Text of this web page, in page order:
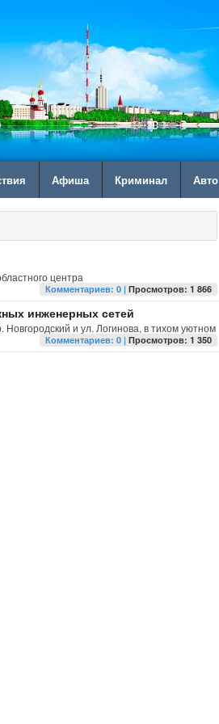
Афиша Криминал Авто
центра
Комментариев: 0 |Просмотров: 1 866
инженерных сетей
и ул. Логинова, в тихом уютном
Комментариев: 0 |Просмотров: 1 350